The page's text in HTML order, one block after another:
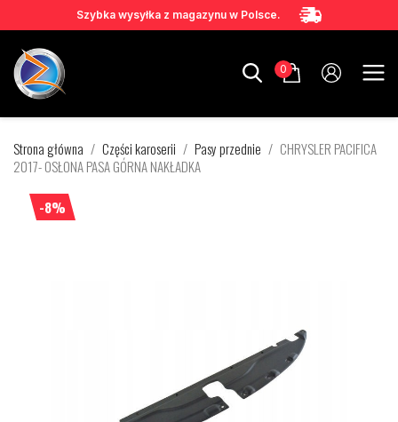
Szybka wysyłka z magazynu w Polsce.
0
Strona główna Części karoserii Pasy przednie
CHRYSLER PACIFICA
2017- OSŁONA PASA GÓRNA NAKŁADKA
-8%